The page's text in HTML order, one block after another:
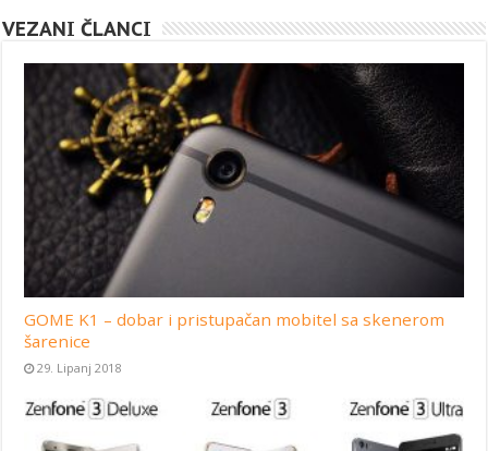
VEZANI ČLANCI
GOME K1 – dobar i pristupačan mobitel sa skenerom
šarenice
29. Lipanj 2018